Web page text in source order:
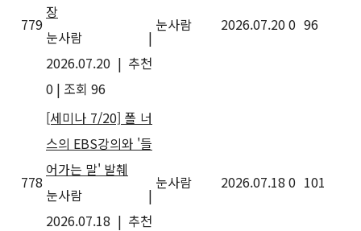
779
장
눈사람
|
2026.07.20 | 추천
0 | 조회 96
눈사람 2026.07.200 96
778
[세미나 7/20] 폴 너
스의 EBS강의와 '들
어가는 말' 발췌
눈사람
|
2026.07.18 | 추천
눈사람 2026.07.18 0 101